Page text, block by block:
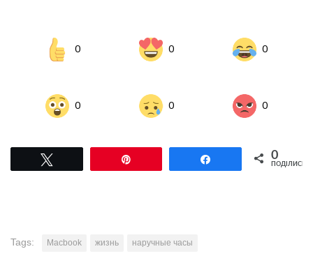
0 0 0
0 0 0
Поділитися0
ПОДІЛИСЬ
Tags: Macbook жизнь наручные часы